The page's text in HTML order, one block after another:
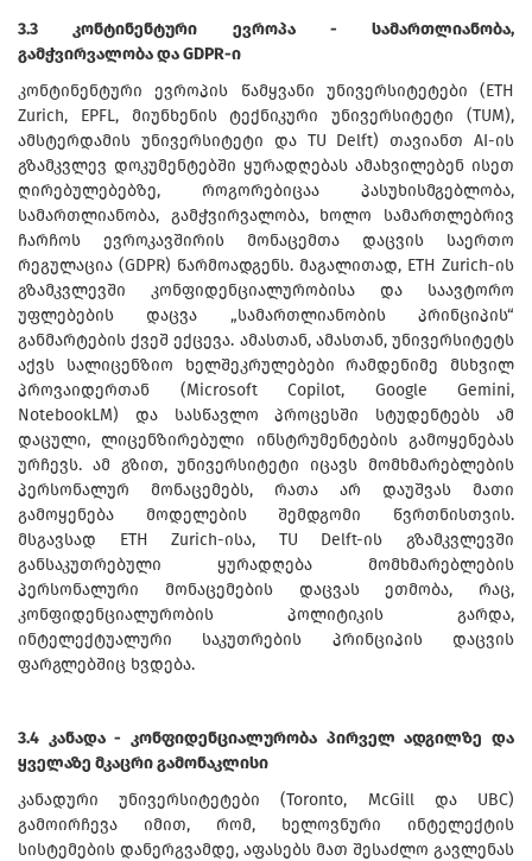
3.3 კონტინენტური ევროპა - სამართლიანობა,
გამჭვირვალობა და GDPR-ი
კონტინენტური ევროპის წამყვანი უნივერსიტეტები (ETH
Zurich, EPFL, მიუნხენის ტექნიკური უნივერსიტეტი (TUM),
ამსტერდამის უნივერსიტეტი და TU Delft) თავიანთ AI-ის
გზამკვლევ დოკუმენტებში ყურადღებას ამახვილებენ ისეთ
ღირებულებებზე, როგორებიცაა პასუხისმგებლობა,
სამართლიანობა, გამჭვირვალობა, ხოლო სამართლებრივ
ჩარჩოს ევროკავშირის მონაცემთა დაცვის საერთო
რეგულაცია (GDPR) წარმოადგენს. მაგალითად, ETH Zurich-ის
გზამკვლევში კონფიდენციალურობისა და საავტორო
უფლებების დაცვა „სამართლიანობის პრინციპის“
განმარტების ქვეშ ექცევა. ამასთან, ამასთან, უნივერსიტეტს
აქვს სალიცენზიო ხელშეკრულებები რამდენიმე მსხვილ
პროვაიდერთან (Microsoft Copilot, Google Gemini,
NotebookLM) და სასწავლო პროცესში სტუდენტებს ამ
დაცული, ლიცენზირებული ინსტრუმენტების გამოყენებას
ურჩევს. ამ გზით, უნივერსიტეტი იცავს მომხმარებლების
პერსონალურ მონაცემებს, რათა არ დაუშვას მათი
გამოყენება მოდელების შემდგომი წვრთნისთვის.
მსგავსად ETH Zurich-ისა, TU Delft-ის გზამკვლევში
განსაკუთრებული ყურადღება მომხმარებლების
პერსონალური მონაცემების დაცვას ეთმობა, რაც,
კონფიდენციალურობის პოლიტიკის გარდა,
ინტელექტუალური საკუთრების პრინციპის დაცვის
ფარგლებშიც ხვდება.
3.4 კანადა - კონფიდენციალურობა პირველ ადგილზე და
ყველაზე მკაცრი გამონაკლისი
კანადური უნივერსიტეტები (Toronto, McGill და UBC)
გამოირჩევა იმით, რომ, ხელოვნური ინტელექტის
სისტემების დანერგვამდე, აფასებს მათ შესაძლო გავლენას